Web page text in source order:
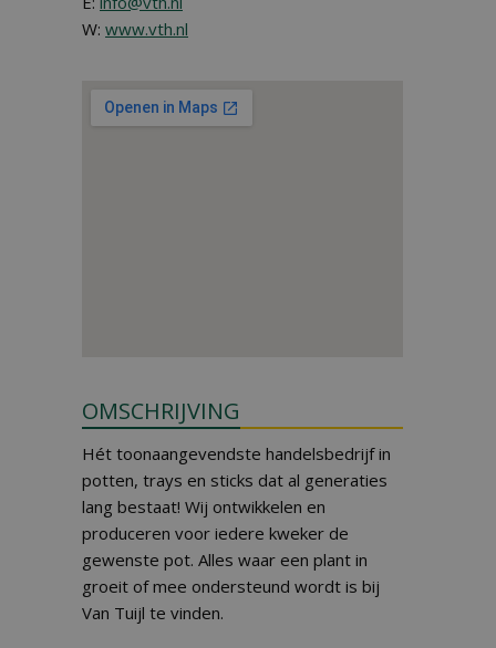
W: www.vth.nl
OMSCHRIJVING
Hét toonaangevendste handelsbedrijf in
potten, trays en sticks dat al generaties
lang bestaat! Wij ontwikkelen en
produceren voor iedere kweker de
gewenste pot. Alles waar een plant in
groeit of mee ondersteund wordt is bij
Van Tuijl te vinden.